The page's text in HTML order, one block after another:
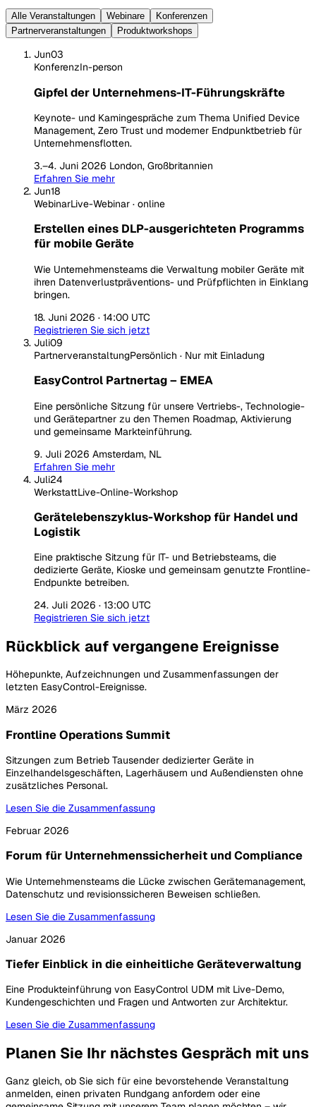
Alle Veranstaltungen Webinare
Konferenzen
Partnerveranstaltungen
Produktworkshops
Jun03
KonferenzIn-person
Gipfel der Unternehmens-IT-Führungskräfte
Keynote- und Kamingespräche zum Thema Unified Device
Management, Zero Trust und moderner Endpunktbetrieb für
Unternehmensflotten.
3.–4. Juni 2026 London, Großbritannien
Erfahren Sie mehr
Jun18
WebinarLive-Webinar · online
Erstellen eines DLP-ausgerichteten Programms
für mobile Geräte
Wie Unternehmensteams die Verwaltung mobiler Geräte mit
ihren Datenverlustpräventions- und Prüfpflichten in Einklang
bringen.
18. Juni 2026 · 14:00 UTC
Registrieren Sie sich jetzt
Juli09
PartnerveranstaltungPersönlich · Nur mit Einladung
EasyControl Partnertag – EMEA
Eine persönliche Sitzung für unsere Vertriebs-, Technologie-
und Gerätepartner zu den Themen Roadmap, Aktivierung
und gemeinsame Markteinführung.
9. Juli 2026 Amsterdam, NL
Erfahren Sie mehr
Juli24
WerkstattLive-Online-Workshop
Gerätelebenszyklus-Workshop für Handel und
Logistik
Eine praktische Sitzung für IT- und Betriebsteams, die
dedizierte Geräte, Kioske und gemeinsam genutzte Frontline-
Endpunkte betreiben.
24. Juli 2026 · 13:00 UTC
Registrieren Sie sich jetzt
Rückblick auf vergangene Ereignisse
Höhepunkte, Aufzeichnungen und Zusammenfassungen der
letzten EasyControl-Ereignisse.
März 2026
Frontline Operations Summit
Sitzungen zum Betrieb Tausender dedizierter Geräte in
Einzelhandelsgeschäften, Lagerhäusern und Außendiensten ohne
zusätzliches Personal.
Lesen Sie die Zusammenfassung
Februar 2026
Forum für Unternehmenssicherheit und Compliance
Wie Unternehmensteams die Lücke zwischen Gerätemanagement,
Datenschutz und revisionssicheren Beweisen schließen.
Lesen Sie die Zusammenfassung
Januar 2026
Tiefer Einblick in die einheitliche Geräteverwaltung
Eine Produkteinführung von EasyControl UDM mit Live-Demo,
Kundengeschichten und Fragen und Antworten zur Architektur.
Lesen Sie die Zusammenfassung
Planen Sie Ihr nächstes Gespräch mit uns
Ganz gleich, ob Sie sich für eine bevorstehende Veranstaltung
anmelden, einen privaten Rundgang anfordern oder eine